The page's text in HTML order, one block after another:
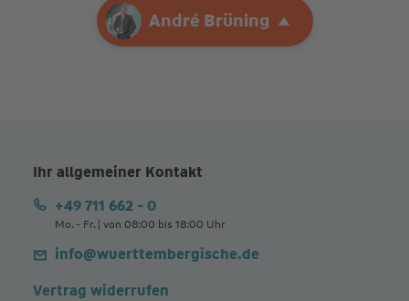
Ihre AgenturAndré Brüning
André Brüning
Ihr allgemeiner Kontakt
+49 711 662 - 0
Mo. - Fr. | von 08:00 bis 18:00 Uhr
info@wuerttembergische.de
Vertrag widerrufen